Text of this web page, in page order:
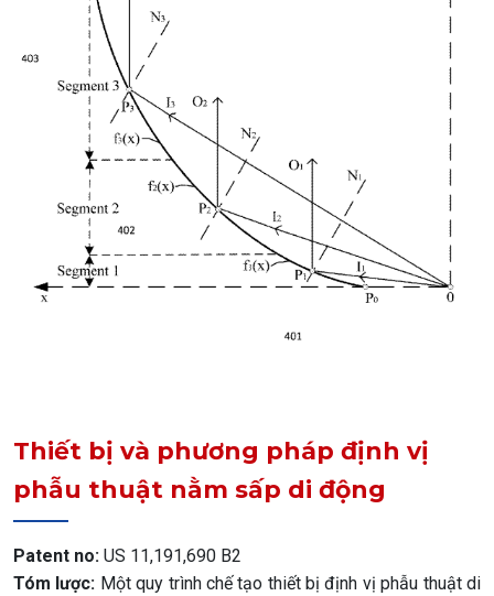
Thiết bị và phương pháp định vị
phẫu thuật nằm sấp di động
Patent no: US 11,191,690 B2
Tóm lược: Một quy trình chế tạo thiết bị định vị phẫu thuật di